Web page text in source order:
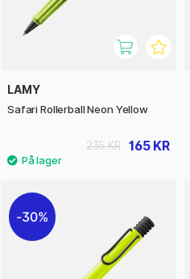
LAMY
Safari Rollerball Neon Yellow
165 KR
235 KR
30%